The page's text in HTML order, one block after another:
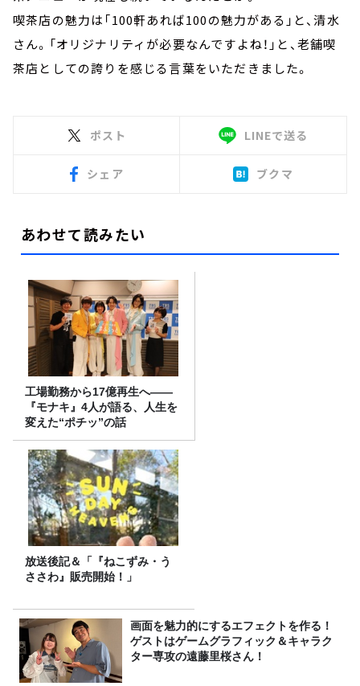
喫茶店の魅力は「100軒あれば100の魅力がある」と、清水
さん。「オリジナリティが必要なんですよね！」と、老舗喫
茶店としての誇りを感じる言葉をいただきました。
ポスト LINEで送る
シェア ブクマ
あわせて読みたい
工場勤務から17億再生へ——
『モナキ』4人が語る、人生を
変えた“ポチッ”の話
放送後記＆「『ねこずみ・う
ささわ』販売開始！」
画面を魅力的にするエフェクトを作る！
ゲストはゲームグラフィック＆キャラク
ター専攻の遠藤里桜さん！